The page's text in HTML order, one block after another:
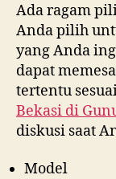
Ada ragam
Anda pilih
yang Anda
dapat
tertentu
Bekasi di
diskusi saat
Model